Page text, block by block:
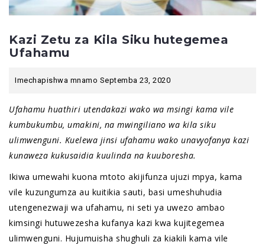
Kazi Zetu za Kila Siku hutegemea
Ufahamu
Imechapishwa mnamo Septemba 23, 2020
Ufahamu huathiri utendakazi wako wa msingi kama vile
kumbukumbu, umakini, na mwingiliano wa kila siku
ulimwenguni. Kuelewa jinsi ufahamu wako unavyofanya kazi
kunaweza kukusaidia kuulinda na kuuboresha.
Ikiwa umewahi kuona mtoto akijifunza ujuzi mpya, kama
vile kuzungumza au kuitikia sauti, basi umeshuhudia
utengenezwaji wa ufahamu, ni seti ya uwezo ambao
kimsingi hutuwezesha kufanya kazi kwa kujitegemea
ulimwenguni. Hujumuisha shughuli za kiakili kama vile